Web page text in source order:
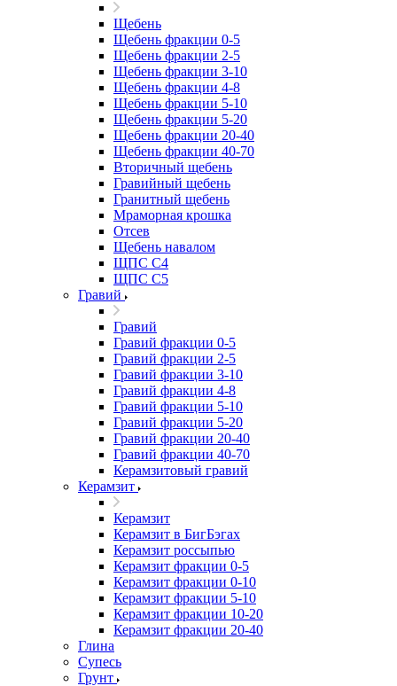
Щебень
Щебень фракции 0-5
Щебень фракции 2-5
Щебень фракции 3-10
Щебень фракции 4-8
Щебень фракции 5-10
Щебень фракции 5-20
Щебень фракции 20-40
Щебень фракции 40-70
Вторичный щебень
Гравийный щебень
Гранитный щебень
Мраморная крошка
Отсев
Щебень навалом
ЩПС С4
ЩПС С5
Гравий
Гравий
Гравий фракции 0-5
Гравий фракции 2-5
Гравий фракции 3-10
Гравий фракции 4-8
Гравий фракции 5-10
Гравий фракции 5-20
Гравий фракции 20-40
Гравий фракции 40-70
Керамзитовый гравий
Керамзит
Керамзит
Керамзит в БигБэгах
Керамзит россыпью
Керамзит фракции 0-5
Керамзит фракции 0-10
Керамзит фракции 5-10
Керамзит фракции 10-20
Керамзит фракции 20-40
Глина
Супесь
Грунт